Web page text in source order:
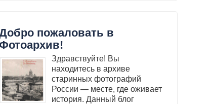
пожаловать в
Здравствуйте! Вы
находитесь в архиве
старинных фотографий
России — месте, где оживает
история. Данный блог